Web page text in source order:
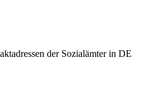
der Sozialämter in DE